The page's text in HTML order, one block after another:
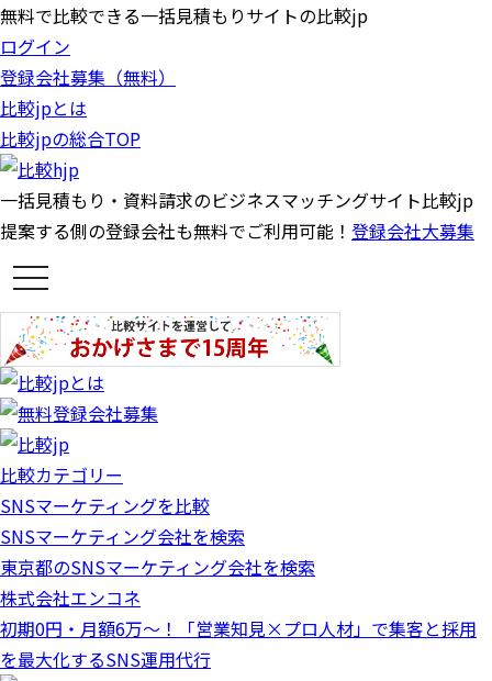
無料で比較できる一括見積もりサイトの比較jp
ログイン
登録会社募集（無料）
比較jpとは
比較jpの総合TOP
一括見積もり・資料請求のビジネスマッチングサイト比較jp
提案する側の登録会社も無料でご利用可能！ 登録会社大募集
t
o
g
l
e
n
a
v
i
g
a
t
i
o
n
比較カテゴリー
SNSマーケティングを比較
SNSマーケティング会社を検索
東京都のSNSマーケティング会社を検索
株式会社エンコネ
初期0円・月額6万～！「営業知見×プロ人材」で集客と採用
を最大化するSNS運用代行